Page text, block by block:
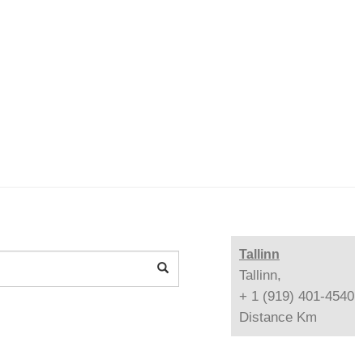
Tallinn
Tallinn,
+ 1 (919) 401-4540
Distance Km